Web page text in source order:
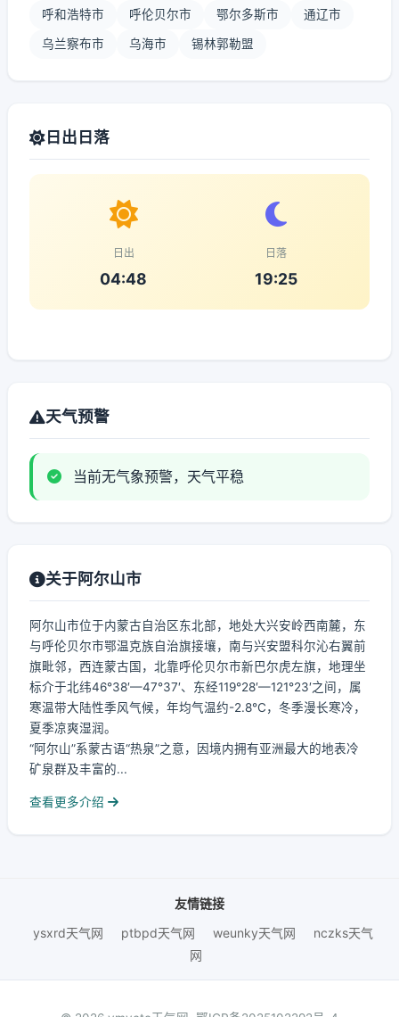
呼和浩特市 呼伦贝尔市 鄂尔多斯市 通辽市
乌兰察布市 乌海市 锡林郭勒盟
日出日落
日出
04:48
日落
19:25
天气预警
当前无气象预警，天气平稳
关于阿尔山市
阿尔山市位于内蒙古自治区东北部，地处大兴安岭西南麓，东
与呼伦贝尔市鄂温克族自治旗接壤，南与兴安盟科尔沁右翼前
旗毗邻，西连蒙古国，北靠呼伦贝尔市新巴尔虎左旗，地理坐
标介于北纬46°38′—47°37′、东经119°28′—121°23′之间，属
寒温带大陆性季风气候，年均气温约-2.8℃，冬季漫长寒冷，
夏季凉爽湿润。
“阿尔山”系蒙古语“热泉”之意，因境内拥有亚洲最大的地表冷
矿泉群及丰富的...
查看更多介绍
友情链接
ysxrd天气网
ptbpd天气网 weunky天气网
nczks天气
网